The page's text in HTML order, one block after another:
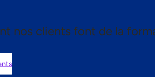
nos clients font de la